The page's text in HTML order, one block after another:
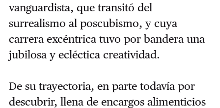
vanguardista, que transitó del
surrealismo al poscubismo, y cuya
carrera excéntrica tuvo por bandera una
jubilosa y ecléctica creatividad.
De su trayectoria, en parte todavía por
descubrir, llena de encargos alimenticios